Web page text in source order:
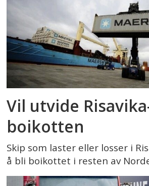
Vil utvide
boikotten
Skip som laster eller losser i
å bli boikottet i resten av